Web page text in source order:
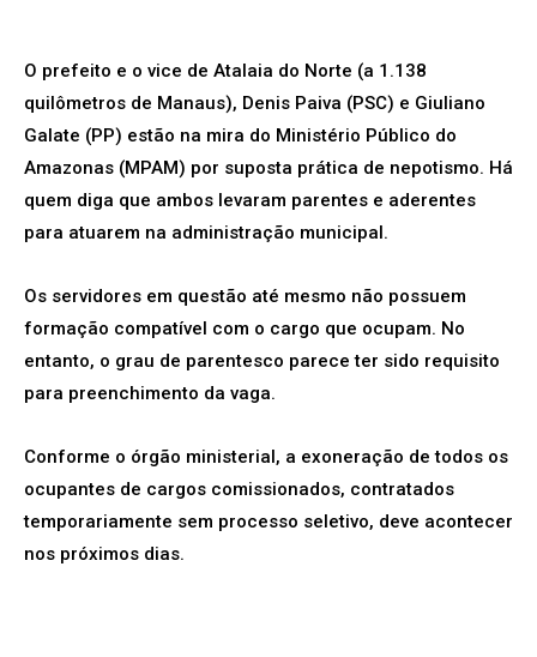
O prefeito e o vice de Atalaia do Norte (a 1.138
quilômetros de Manaus), Denis Paiva (PSC) e Giuliano
Galate (PP) estão na mira do Ministério Público do
Amazonas (MPAM) por suposta prática de nepotismo. Há
quem diga que ambos levaram parentes e aderentes
para atuarem na administração municipal.
Os servidores em questão até mesmo não possuem
formação compatível com o cargo que ocupam. No
entanto, o grau de parentesco parece ter sido requisito
para preenchimento da vaga.
Conforme o órgão ministerial, a exoneração de todos os
ocupantes de cargos comissionados, contratados
temporariamente sem processo seletivo, deve acontecer
nos próximos dias.